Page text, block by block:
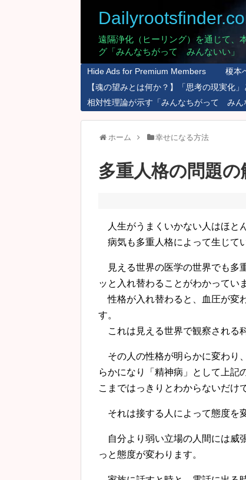
遠隔浄化（ヒーリング）を通じて、
グ「みんなちがって みんないい」
Hide Ads for Premium Members 榎本
【魂の望みとは何か？】「思考の現実化」
相対性理論が示す「みんなちがって みん
ホーム 幸せになる方法
多重人格の問題の
人生がうまくいかない人はほと
病気も多重人格によって生じて
見える世界の医学の世界でも多
ッと入れ替わることがわかってい
性格が入れ替わると、血圧が変
す。
これは見える世界で観察される
その人の性格が明らかに変わり
らかになり「精神病」として上記
こまではっきりとわからないだけ
それは接する人によって態度を
自分より弱い立場の人間には威
っと態度が変わります。